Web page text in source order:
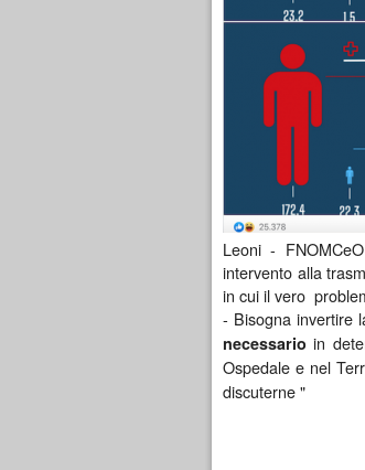
Leoni -
intervento alla
in cui il vero
- Bisogna invertire
necessario in
Ospedale e nel
discuterne "